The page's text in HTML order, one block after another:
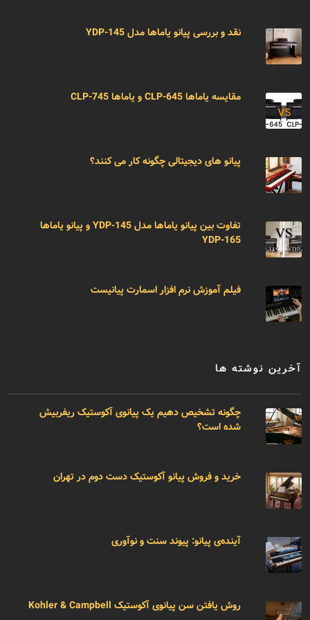
نقد و بررسی پیانو یاماها مدل YDP-145
مقایسه یاماها CLP-645 و یاماها CLP-745
پیانو های دیجیتالی چگونه کار می کنند؟
تفاوت بین پیانو یاماها مدل YDP-145 و پیانو یاماها
YDP-165
فیلم آموزش نرم افزار اسمارت پیانیست
آخرین نوشته ها
چگونه تشخیص دهیم یک پیانوی آکوستیک ریفربیش
شده است؟
خرید و فروش پیانو آکوستیک دست دوم در تهران
آینده‌ی پیانو: پیوند سنت و نوآوری
روش یافتن سن پیانوی آکوستیک Kohler & Campbell